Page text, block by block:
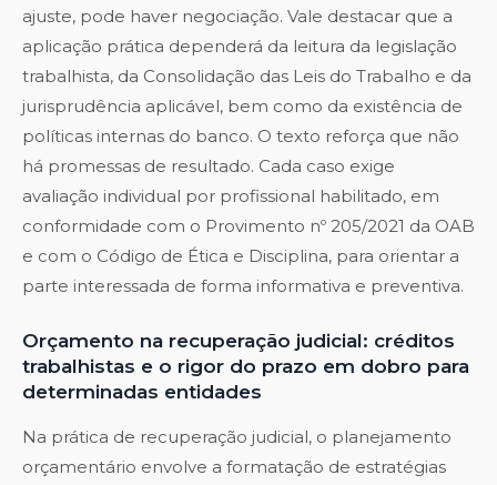
ajuste, pode haver negociação. Vale destacar que a
aplicação prática dependerá da leitura da legislação
trabalhista, da Consolidação das Leis do Trabalho e da
jurisprudência aplicável, bem como da existência de
políticas internas do banco. O texto reforça que não
há promessas de resultado. Cada caso exige
avaliação individual por profissional habilitado, em
conformidade com o Provimento nº 205/2021 da OAB
e com o Código de Ética e Disciplina, para orientar a
parte interessada de forma informativa e preventiva.
Orçamento na recuperação judicial: créditos
trabalhistas e o rigor do prazo em dobro para
determinadas entidades
Na prática de recuperação judicial, o planejamento
orçamentário envolve a formatação de estratégias